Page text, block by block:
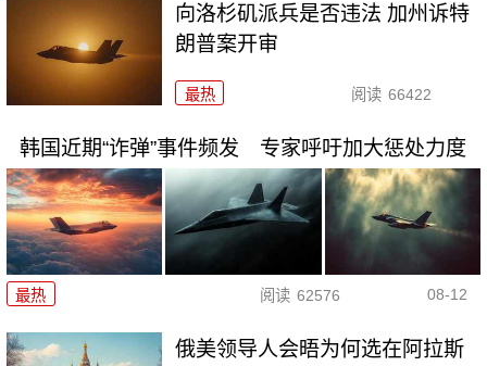
向洛杉矶派兵是否违法 加州诉特
朗普案开审
最热 阅读 66422
韩国近期“诈弹”事件频发 专家呼吁加大惩处力度
最热 阅读 62576 08-12
俄美领导人会晤为何选在阿拉斯